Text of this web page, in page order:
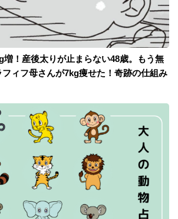
増！産後太りが止まらない48歳。もう無
ィフ母さんが7kg痩せた！奇跡の仕組み